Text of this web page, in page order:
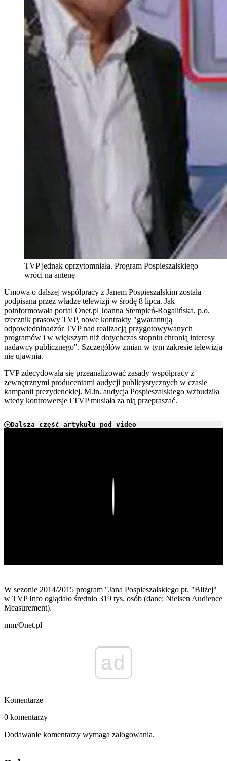
TVP jednak oprzytomniała. Program Pospieszalskiego
wróci na antenę
Umowa o dalszej współpracy z Janem Pospieszalskim została
podpisana przez władze telewizji w środę 8 lipca. Jak
poinformowała portal Onet.pl Joanna Stempień-Rogalińska, p.o.
rzecznik prasowy TVP, nowe kontrakty "gwarantują
odpowiedninadzórTVP nad realizacją przygotowywanych
programów i w większym niż dotychczas stopniu chronią interesy
nadawcy publicznego". Szczegółów zmian w tym zakresie telewizja
nie ujawnia.
TVP zdecydowała się przeanalizować zasady współpracy z
zewnętrznymi producentami audycji publicystycznych w czasie
kampanii prezydenckiej. M.in. audycja Pospieszalskiego wzbudziła
wtedy kontrowersje i TVP musiała za nią przepraszać.
Dalsza część artykułu pod video
W sezonie 2014/2015 program "Jana Pospieszalskiego pt. "Bliżej"
w TVP Info oglądało średnio 319 tys. osób (dane: Nielsen Audience
Measurement).
mm/Onet.pl
ad
Komentarze
0 komentarzy
Dodawanie komentarzy wymaga zalogowania.